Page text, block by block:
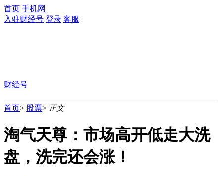
首页 手机网
入驻财经号 登录 客服 |
财经号
首页> 股票> 正文
淘气天尊：市场高开低走大洗
盘，洗完还会涨！